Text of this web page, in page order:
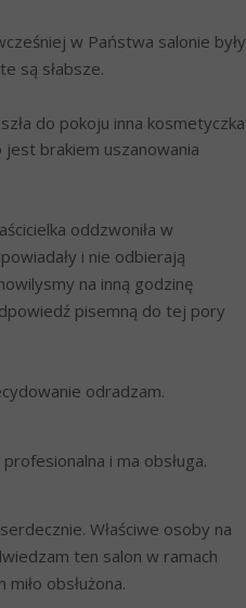
w Państwa salonie były
są słabsze.
do pokoju inna kosmetyczka
jest brakiem uszanowania
oddzwoniła w
i nie odbierają
na inną godzinę
pisemną do tej pory
odradzam.
i ma obsługa.
Właściwe osoby na
ten salon w ramach
obsłużona.